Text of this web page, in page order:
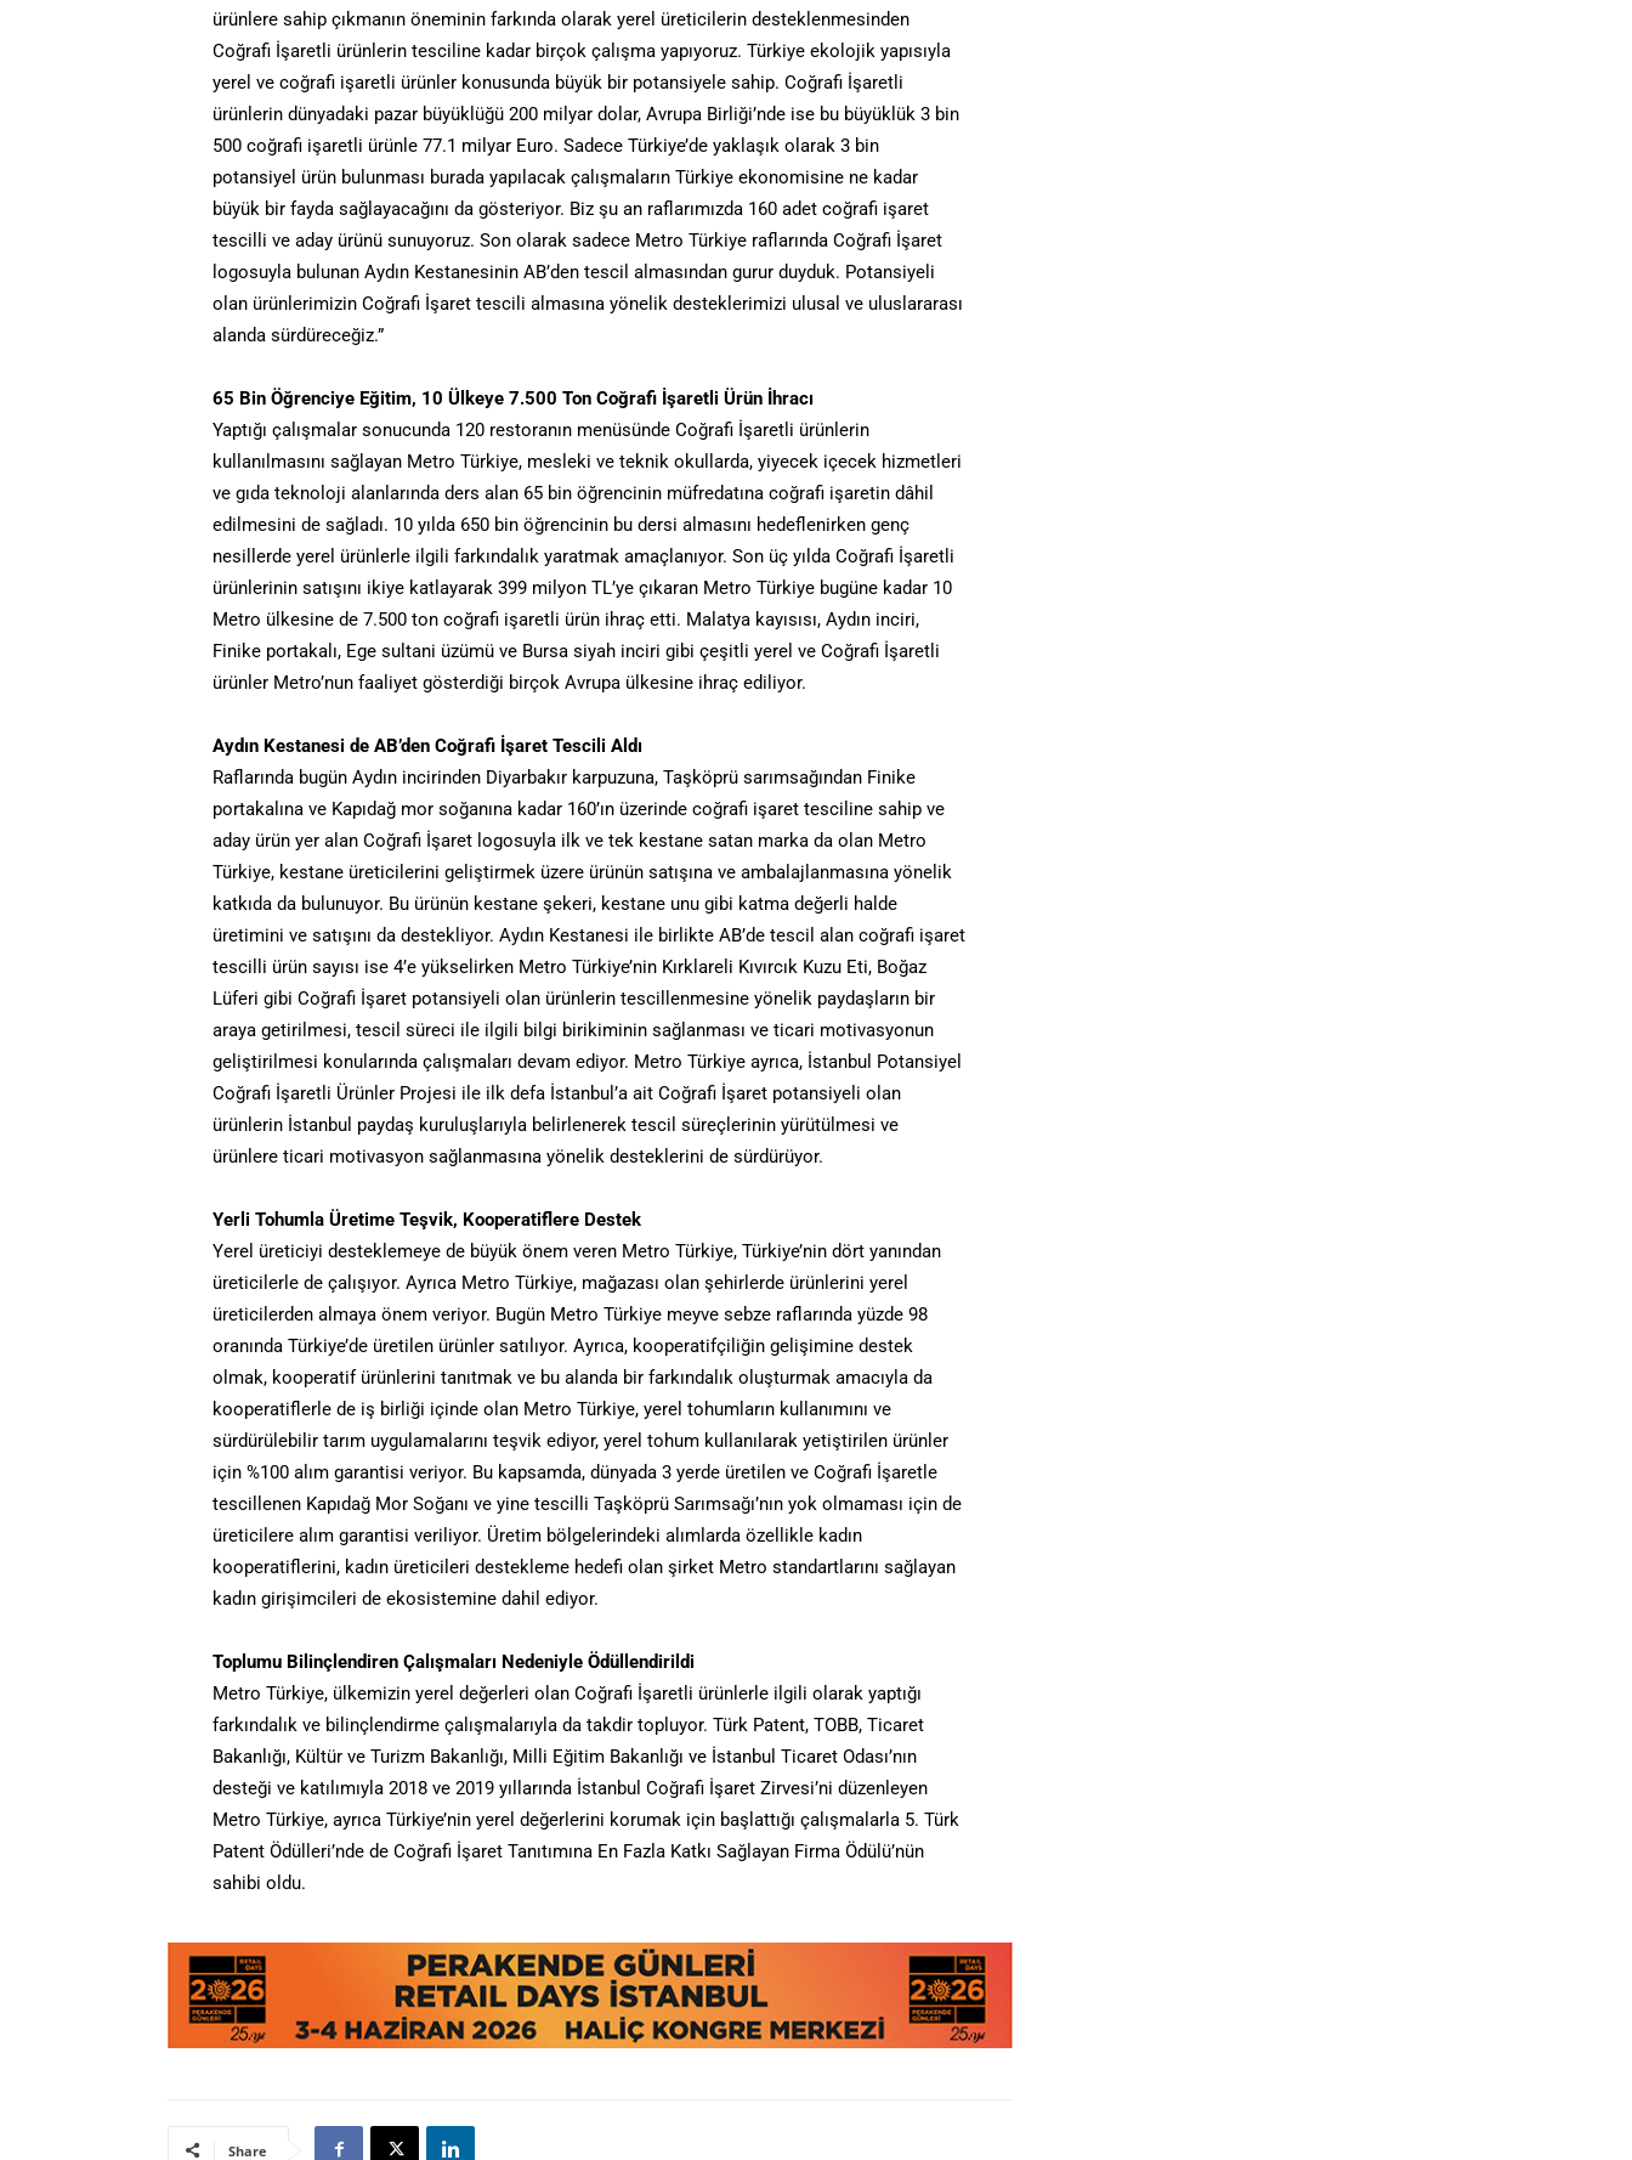
ürünlere sahip çıkmanın öneminin farkında olarak yerel üreticilerin desteklenmesinden
Coğrafi İşaretli ürünlerin tesciline kadar birçok çalışma yapıyoruz. Türkiye ekolojik yapısıyla
yerel ve coğrafi işaretli ürünler konusunda büyük bir potansiyele sahip. Coğrafi İşaretli
ürünlerin dünyadaki pazar büyüklüğü 200 milyar dolar, Avrupa Birliği’nde ise bu büyüklük 3 bin
500 coğrafi işaretli ürünle 77.1 milyar Euro. Sadece Türkiye’de yaklaşık olarak 3 bin
potansiyel ürün bulunması burada yapılacak çalışmaların Türkiye ekonomisine ne kadar
büyük bir fayda sağlayacağını da gösteriyor. Biz şu an raflarımızda 160 adet coğrafi işaret
tescilli ve aday ürünü sunuyoruz. Son olarak sadece Metro Türkiye raflarında Coğrafi İşaret
logosuyla bulunan Aydın Kestanesinin AB’den tescil almasından gurur duyduk. Potansiyeli
olan ürünlerimizin Coğrafi İşaret tescili almasına yönelik desteklerimizi ulusal ve uluslararası
alanda sürdüreceğiz.”
65 Bin Öğrenciye Eğitim, 10 Ülkeye 7.500 Ton Coğrafi İşaretli Ürün İhracı
Yaptığı çalışmalar sonucunda 120 restoranın menüsünde Coğrafi İşaretli ürünlerin
kullanılmasını sağlayan Metro Türkiye, mesleki ve teknik okullarda, yiyecek içecek hizmetleri
ve gıda teknoloji alanlarında ders alan 65 bin öğrencinin müfredatına coğrafi işaretin dâhil
edilmesini de sağladı. 10 yılda 650 bin öğrencinin bu dersi almasını hedeflenirken genç
nesillerde yerel ürünlerle ilgili farkındalık yaratmak amaçlanıyor. Son üç yılda Coğrafi İşaretli
ürünlerinin satışını ikiye katlayarak 399 milyon TL’ye çıkaran Metro Türkiye bugüne kadar 10
Metro ülkesine de 7.500 ton coğrafi işaretli ürün ihraç etti. Malatya kayısısı, Aydın inciri,
Finike portakalı, Ege sultani üzümü ve Bursa siyah inciri gibi çeşitli yerel ve Coğrafi İşaretli
ürünler Metro’nun faaliyet gösterdiği birçok Avrupa ülkesine ihraç ediliyor.
Aydın Kestanesi de AB’den Coğrafi İşaret Tescili Aldı
Raflarında bugün Aydın incirinden Diyarbakır karpuzuna, Taşköprü sarımsağından Finike
portakalına ve Kapıdağ mor soğanına kadar 160’ın üzerinde coğrafi işaret tesciline sahip ve
aday ürün yer alan Coğrafi İşaret logosuyla ilk ve tek kestane satan marka da olan Metro
Türkiye, kestane üreticilerini geliştirmek üzere ürünün satışına ve ambalajlanmasına yönelik
katkıda da bulunuyor. Bu ürünün kestane şekeri, kestane unu gibi katma değerli halde
üretimini ve satışını da destekliyor. Aydın Kestanesi ile birlikte AB’de tescil alan coğrafi işaret
tescilli ürün sayısı ise 4’e yükselirken Metro Türkiye’nin Kırklareli Kıvırcık Kuzu Eti, Boğaz
Lüferi gibi Coğrafi İşaret potansiyeli olan ürünlerin tescillenmesine yönelik paydaşların bir
araya getirilmesi, tescil süreci ile ilgili bilgi birikiminin sağlanması ve ticari motivasyonun
geliştirilmesi konularında çalışmaları devam ediyor. Metro Türkiye ayrıca, İstanbul Potansiyel
Coğrafi İşaretli Ürünler Projesi ile ilk defa İstanbul’a ait Coğrafi İşaret potansiyeli olan
ürünlerin İstanbul paydaş kuruluşlarıyla belirlenerek tescil süreçlerinin yürütülmesi ve
ürünlere ticari motivasyon sağlanmasına yönelik desteklerini de sürdürüyor.
Yerli Tohumla Üretime Teşvik, Kooperatiflere Destek
Yerel üreticiyi desteklemeye de büyük önem veren Metro Türkiye, Türkiye’nin dört yanından
üreticilerle de çalışıyor. Ayrıca Metro Türkiye, mağazası olan şehirlerde ürünlerini yerel
üreticilerden almaya önem veriyor. Bugün Metro Türkiye meyve sebze raflarında yüzde 98
oranında Türkiye’de üretilen ürünler satılıyor. Ayrıca, kooperatifçiliğin gelişimine destek
olmak, kooperatif ürünlerini tanıtmak ve bu alanda bir farkındalık oluşturmak amacıyla da
kooperatiflerle de iş birliği içinde olan Metro Türkiye, yerel tohumların kullanımını ve
sürdürülebilir tarım uygulamalarını teşvik ediyor, yerel tohum kullanılarak yetiştirilen ürünler
için %100 alım garantisi veriyor. Bu kapsamda, dünyada 3 yerde üretilen ve Coğrafi İşaretle
tescillenen Kapıdağ Mor Soğanı ve yine tescilli Taşköprü Sarımsağı’nın yok olmaması için de
üreticilere alım garantisi veriliyor. Üretim bölgelerindeki alımlarda özellikle kadın
kooperatiflerini, kadın üreticileri destekleme hedefi olan şirket Metro standartlarını sağlayan
kadın girişimcileri de ekosistemine dahil ediyor.
Toplumu Bilinçlendiren Çalışmaları Nedeniyle Ödüllendirildi
Metro Türkiye, ülkemizin yerel değerleri olan Coğrafi İşaretli ürünlerle ilgili olarak yaptığı
farkındalık ve bilinçlendirme çalışmalarıyla da takdir topluyor. Türk Patent, TOBB, Ticaret
Bakanlığı, Kültür ve Turizm Bakanlığı, Milli Eğitim Bakanlığı ve İstanbul Ticaret Odası’nın
desteği ve katılımıyla 2018 ve 2019 yıllarında İstanbul Coğrafi İşaret Zirvesi’ni düzenleyen
Metro Türkiye, ayrıca Türkiye’nin yerel değerlerini korumak için başlattığı çalışmalarla 5. Türk
Patent Ödülleri’nde de Coğrafi İşaret Tanıtımına En Fazla Katkı Sağlayan Firma Ödülü’nün
sahibi oldu.
Share